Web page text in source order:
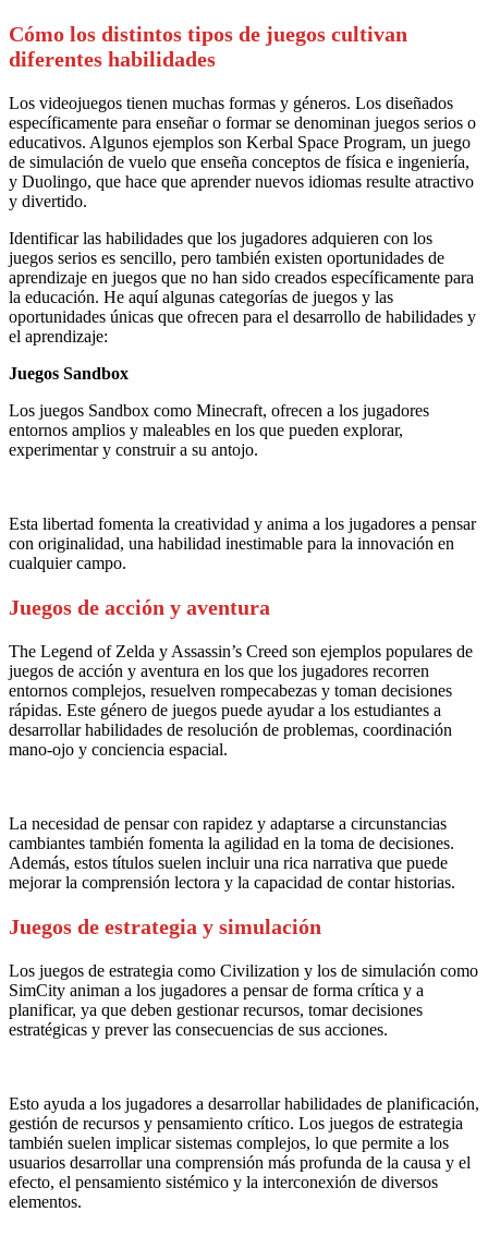
Cómo los distintos tipos de juegos cultivan
diferentes habilidades
Los videojuegos tienen muchas formas y géneros. Los diseñados
específicamente para enseñar o formar se denominan juegos serios o
educativos. Algunos ejemplos son Kerbal Space Program, un juego
de simulación de vuelo que enseña conceptos de física e ingeniería,
y Duolingo, que hace que aprender nuevos idiomas resulte atractivo
y divertido.
Identificar las habilidades que los jugadores adquieren con los
juegos serios es sencillo, pero también existen oportunidades de
aprendizaje en juegos que no han sido creados específicamente para
la educación. He aquí algunas categorías de juegos y las
oportunidades únicas que ofrecen para el desarrollo de habilidades y
el aprendizaje:
Juegos Sandbox
Los juegos Sandbox como Minecraft, ofrecen a los jugadores
entornos amplios y maleables en los que pueden explorar,
experimentar y construir a su antojo.
Esta libertad fomenta la creatividad y anima a los jugadores a pensar
con originalidad, una habilidad inestimable para la innovación en
cualquier campo.
Juegos de acción y aventura
The Legend of Zelda y Assassin’s Creed son ejemplos populares de
juegos de acción y aventura en los que los jugadores recorren
entornos complejos, resuelven rompecabezas y toman decisiones
rápidas. Este género de juegos puede ayudar a los estudiantes a
desarrollar habilidades de resolución de problemas, coordinación
mano-ojo y conciencia espacial.
La necesidad de pensar con rapidez y adaptarse a circunstancias
cambiantes también fomenta la agilidad en la toma de decisiones.
Además, estos títulos suelen incluir una rica narrativa que puede
mejorar la comprensión lectora y la capacidad de contar historias.
Juegos de estrategia y simulación
Los juegos de estrategia como Civilization y los de simulación como
SimCity animan a los jugadores a pensar de forma crítica y a
planificar, ya que deben gestionar recursos, tomar decisiones
estratégicas y prever las consecuencias de sus acciones.
Esto ayuda a los jugadores a desarrollar habilidades de planificación,
gestión de recursos y pensamiento crítico. Los juegos de estrategia
también suelen implicar sistemas complejos, lo que permite a los
usuarios desarrollar una comprensión más profunda de la causa y el
efecto, el pensamiento sistémico y la interconexión de diversos
elementos.